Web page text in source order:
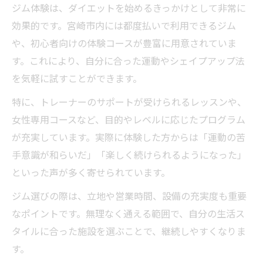
ジム体験は、ダイエットを始めるきっかけとして非常に
効果的です。宮崎市内には都度払いで利用できるジム
や、初心者向けの体験コースが豊富に用意されていま
す。これにより、自分に合った運動やシェイプアップ法
を気軽に試すことができます。
特に、トレーナーのサポートが受けられるレッスンや、
女性専用コースなど、目的やレベルに応じたプログラム
が充実しています。実際に体験した方からは「運動の苦
手意識が和らいだ」「楽しく続けられるようになった」
といった声が多く寄せられています。
ジム選びの際は、立地や営業時間、設備の充実度も重要
なポイントです。無理なく通える範囲で、自分の生活ス
タイルに合った施設を選ぶことで、継続しやすくなりま
す。